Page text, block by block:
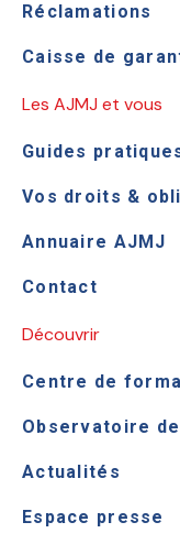
Réclamations
Caisse de
Les AJMJ et vous
Guides
Vos droits &
Annuaire AJMJ
Contact
Découvrir
Centre de
Observatoire
Actualités
Espace presse